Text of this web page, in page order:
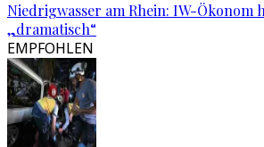
Niedrigwasser am Rhein: IW-Ökonom
„dramatisch“
EMPFOHLEN